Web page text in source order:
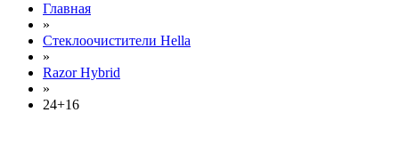
Главная
»
Стеклоочистители Hella
»
Razor Hybrid
»
24+16